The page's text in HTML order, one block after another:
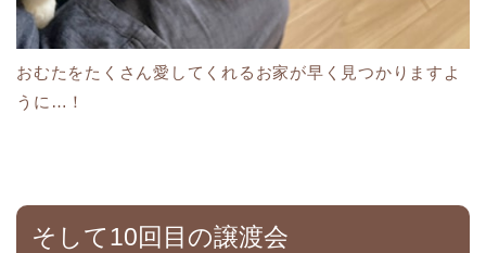
おむたをたくさん愛してくれるお家が早く見つかりますよ
うに…！
そして10回目の譲渡会